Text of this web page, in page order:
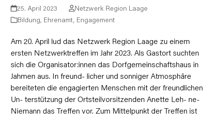
25. April 2023
Netzwerk Region Laage
Bildung, Ehrenamt, Engagement
Am 20. April lud das Netzwerk Region Laage zu einem
ersten Netzwerktreffen im Jahr 2023. Als Gastort suchten
sich die Organisator:innen das Dorfgemeinschaftshaus in
Jahmen aus. In freund- licher und sonniger Atmosphäre
bereiteten die engagierten Menschen mit der freundlichen
Un- terstützung der Ortsteilvorsitzenden Anette Leh- ne-
Niemann das Treffen vor. Zum Mittelpunkt der Treffen ist